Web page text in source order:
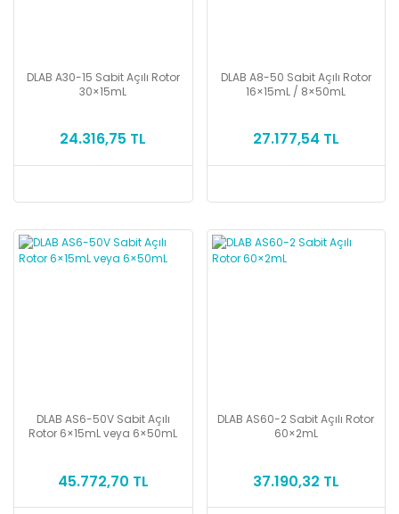
DLAB A30-15 Sabit Açılı Rotor
30×15mL
24.316,75 TL
DLAB A8-50 Sabit Açılı Rotor
16×15mL / 8×50mL
27.177,54 TL
DLAB AS6-50V Sabit Açılı
Rotor 6×15mL veya 6×50mL
45.772,70 TL
DLAB AS60-2 Sabit Açılı Rotor
60×2mL
37.190,32 TL